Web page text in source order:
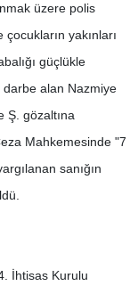
üzere polis
yakınları
güçlükle
darbe alan Nazmiye
Ş. gözaltına
Mahkemesinde "7
sanığın
İhtisas Kurulu